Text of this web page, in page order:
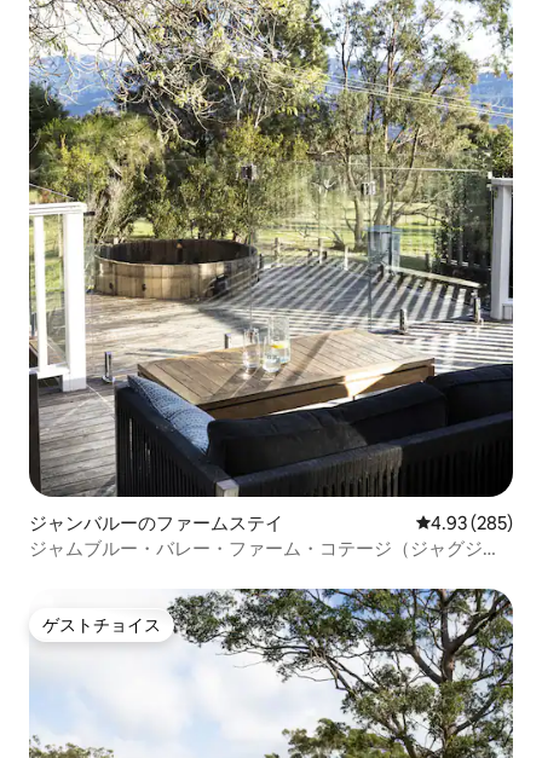
ジャンバルーのファームステイ レビュー285
4.93 (285)
ジャムブルー・バレー・ファーム・コテージ（ジャグジー
ゲストチョイス
ゲストチョイス